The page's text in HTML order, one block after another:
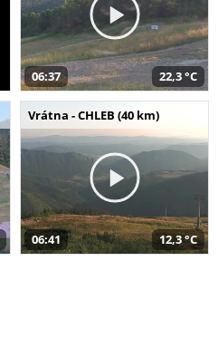
06:37 22,3 °C
Vrátna - CHLEB (40 km)
06:41 12,3 °C